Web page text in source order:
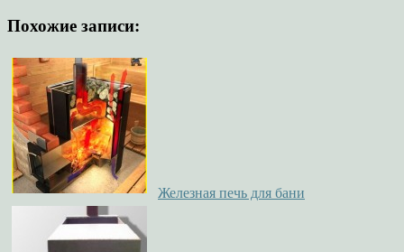
Похожие записи:
Железная печь для бани